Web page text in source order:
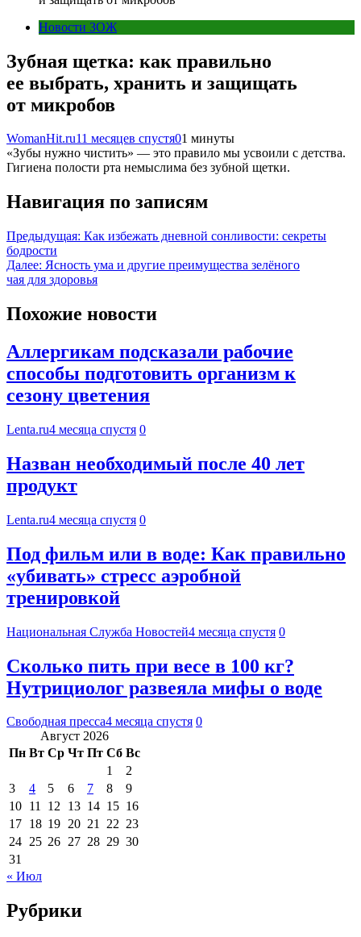
Новости ЗОЖ
Зубная щетка: как правильно
ее выбрать, хранить и защищать
от микробов
WomanHit.ru11 месяцев спустя01 минуты
«Зубы нужно чистить» — это правило мы усвоили с детства.
Гигиена полости рта немыслима без зубной щетки.
Навигация по записям
Предыдущая: Как избежать дневной сонливости: секреты
бодрости
Далее: Ясность ума и другие преимущества зелёного
чая для здоровья
Похожие новости
Аллергикам подсказали рабочие
способы подготовить организм к
сезону цветения
Lenta.ru4 месяца спустя 0
Назван необходимый после 40 лет
продукт
Lenta.ru4 месяца спустя 0
Под фильм или в воде: Как правильно
«убивать» стресс аэробной
тренировкой
Национальная Служба Новостей4 месяца спустя 0
Сколько пить при весе в 100 кг?
Нутрициолог развеяла мифы о воде
Свободная пресса4 месяца спустя 0
Август 2026
Пн Вт Ср Чт Пт Сб Вс
1
2
3
4 5 6 7 8
9
10 11 12 13 14 15 16
17 18 19 20 21 22 23
24 25 26 27 28 29 30
31
« Июл
Рубрики